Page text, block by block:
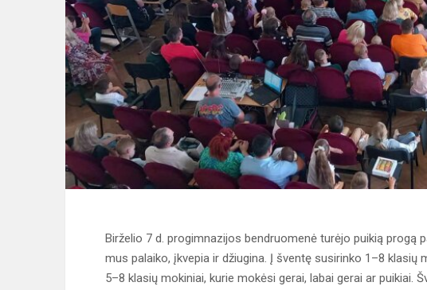
Birželio 7 d. progimnazijos bendruomenė turėjo puikią progą
mus palaiko, įkvepia ir džiugina. Į šventę susirinko 1–8
5–8 klasių mokiniai, kurie mokėsi gerai, labai gerai ar puikiai.